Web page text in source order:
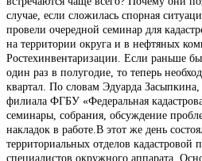
случае, если сложилась спорная
провели очередной семинар для
на территории округа и в нефтяных
Ростехинвентаризации. Если раньше
один раз в полугодие, то теперь
квартал. По словам Эдуарда Засыпкина,
филиала ФГБУ «Федеральная
семинары, собрания, обсуждение
накладок в работе.В этот же день
территориальных отделов кадастровой
специалистов окружного аппарата.